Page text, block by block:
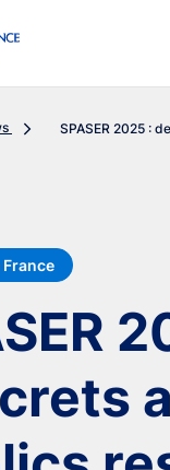
SPASER 2025 :
France